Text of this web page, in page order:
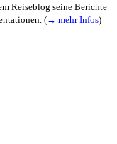
Reiseblog seine Berichte
(→ mehr Infos)